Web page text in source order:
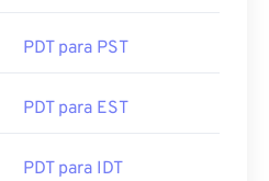
PDT para PST
PDT para EST
PDT para IDT